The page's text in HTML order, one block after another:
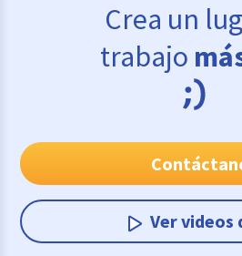
Crea un
trabajo
Ver videos